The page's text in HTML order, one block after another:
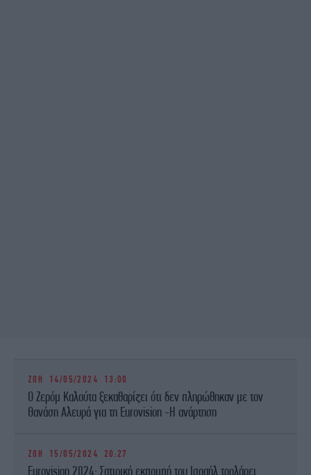
ΖΩΗ 14/05/2024 13:00
O Ζερόμ Καλούτα ξεκαθαρίζει ότι δεν πληρώθηκαν με τον
Θανάση Αλευρά για τη Eurovision -Η ανάρτηση
ΖΩΗ 15/05/2024 20:27
Eurovision 2024: Σατιρική εκπομπή του Ισραήλ τρολάρει